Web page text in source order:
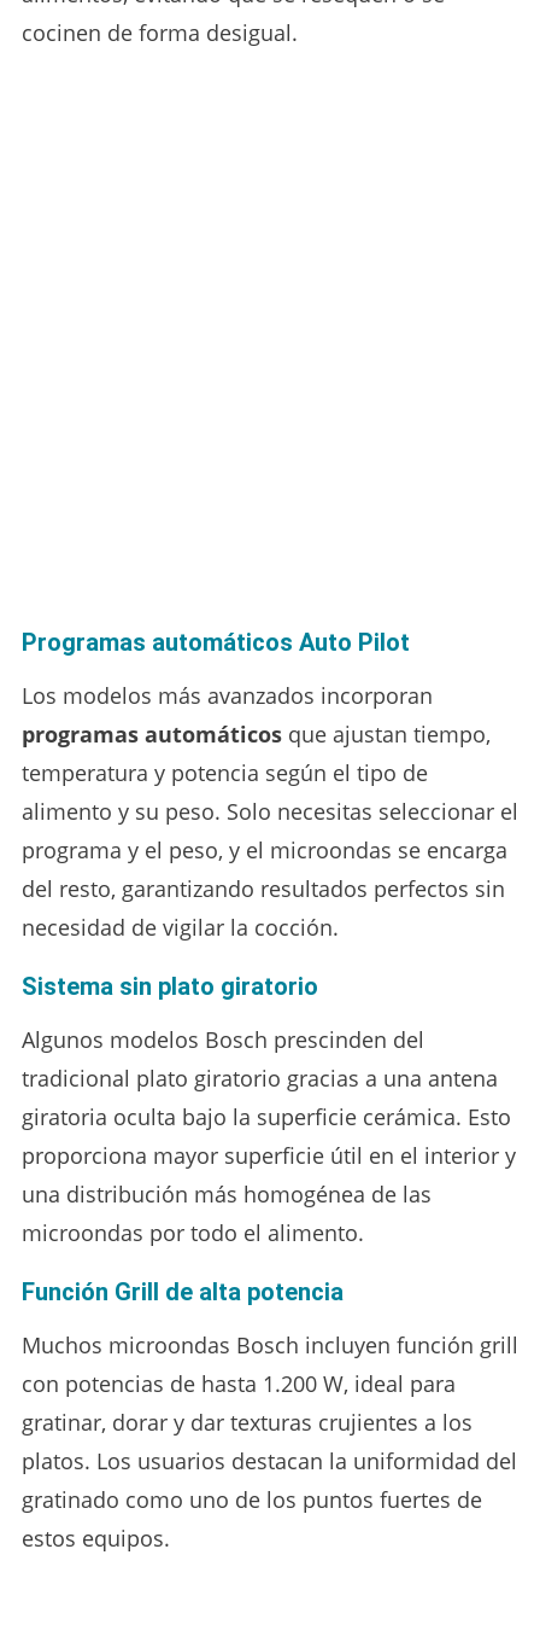
cocinen de forma desigual.
Programas automáticos Auto Pilot
Los modelos más avanzados incorporan
programas automáticosque ajustan tiempo,
temperatura y potencia según el tipo de
alimento y su peso. Solo necesitas seleccionar el
programa y el peso, y el microondas se encarga
del resto, garantizando resultados perfectos sin
necesidad de vigilar la cocción.
Sistema sin plato giratorio
Algunos modelos Bosch prescinden del
tradicional plato giratorio gracias a una antena
giratoria oculta bajo la superficie cerámica. Esto
proporciona mayor superficie útil en el interior y
una distribución más homogénea de las
microondas por todo el alimento.
Función Grill de alta potencia
Muchos microondas Bosch incluyen función grill
con potencias de hasta 1.200 W, ideal para
gratinar, dorar y dar texturas crujientes a los
platos. Los usuarios destacan la uniformidad del
gratinado como uno de los puntos fuertes de
estos equipos.